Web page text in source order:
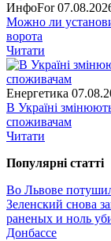
ИнфоFor
Можно ли
ворота
Читати
Енергетика
В Україні
споживачам
Читати
Популярнi статтi
Во Львове
Зеленский снова
раненых и ноль
Донбассе